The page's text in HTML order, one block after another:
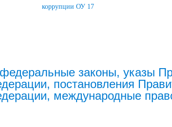
коррупции ОУ 17
законы, указы
постановления
международные